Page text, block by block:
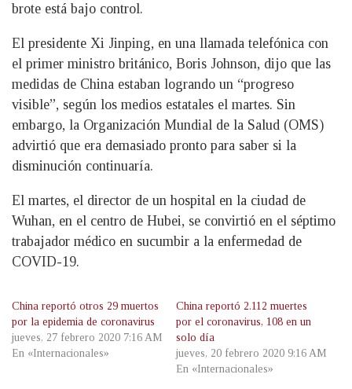
brote está bajo control.
El presidente Xi Jinping, en una llamada telefónica con
el primer ministro británico, Boris Johnson, dijo que las
medidas de China estaban logrando un “progreso
visible”, según los medios estatales el martes. Sin
embargo, la Organización Mundial de la Salud (OMS)
advirtió que era demasiado pronto para saber si la
disminución continuaría.
El martes, el director de un hospital en la ciudad de
Wuhan, en el centro de Hubei, se convirtió en el séptimo
trabajador médico en sucumbir a la enfermedad de
COVID-19.
China reportó otros 29 muertos
por la epidemia de coronavirus
jueves, 27 febrero 2020 7:16 AM
En «Internacionales»
China reportó 2.112 muertes
por el coronavirus, 108 en un
solo día
jueves, 20 febrero 2020 9:16 AM
En «Internacionales»